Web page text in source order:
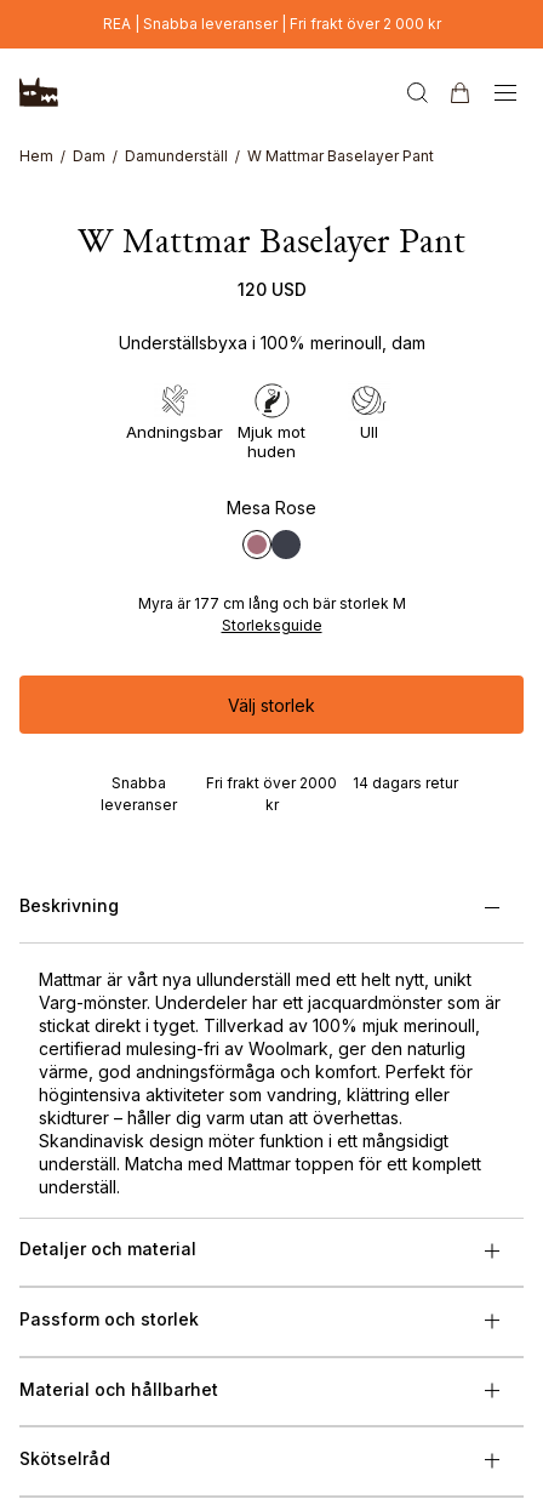
Hoppa till huvudinnehållREA | Snabba leveranser | Fri frakt över 2 000 kr
Hem Dam Damunderställ W Mattmar Baselayer Pant
W Mattmar Baselayer Pant
120 USD
Underställsbyxa i 100% merinoull, dam
Andningsbar
Mjuk mot
huden
Ull
Mesa Rose
Myra är 177 cm lång och bär storlek M
Storleksguide
Välj storlek
Snabba
leveranser
Fri frakt över 2000
kr
14 dagars retur
Beskrivning
Mattmar är vårt nya ullunderställ med ett helt nytt, unikt
Varg-mönster. Underdeler har ett jacquardmönster som är
stickat direkt i tyget. Tillverkad av 100% mjuk merinoull,
certifierad mulesing-fri av Woolmark, ger den naturlig
värme, god andningsförmåga och komfort. Perfekt för
högintensiva aktiviteter som vandring, klättring eller
skidturer – håller dig varm utan att överhettas.
Skandinavisk design möter funktion i ett mångsidigt
underställ. Matcha med Mattmar toppen för ett komplett
underställ.
Detaljer och material
Passform och storlek
Material och hållbarhet
Skötselråd